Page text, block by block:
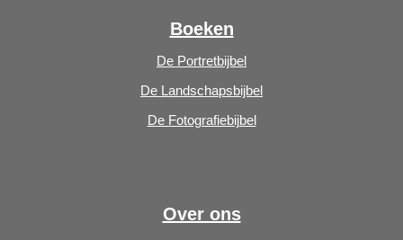
Boeken
De Portretbijbel
De Landschapsbijbel
De Fotografiebijbel
Over ons